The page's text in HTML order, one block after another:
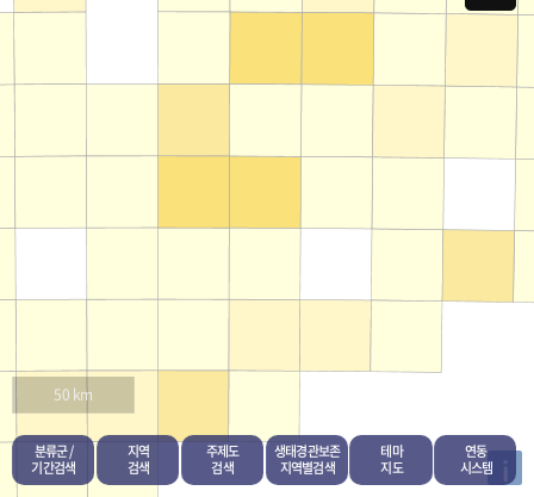
분류군 /
기간검색
지역
검색
주제도
검색
생태경관보존
지역별검색
테마
지도
연동
시스템 i
50 km